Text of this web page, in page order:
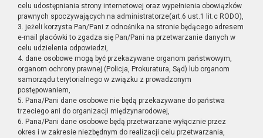
celu udostępniania strony internetowej oraz wypełnienia obowiązków
prawnych spoczywających na administratorze(art.6 ust.1 lit.c RODO),
3. jeżeli korzysta Pan/Pani z odnośnika na stronie będącego adresem
e-mail placówki to zgadza się Pan/Pani na przetwarzanie danych w
celu udzielenia odpowiedzi,
4. dane osobowe mogą być przekazywane organom państwowym,
organom ochrony prawnej (Policja, Prokuratura, Sąd) lub organom
samorządu terytorialnego w związku z prowadzonym
postępowaniem,
5. Pana/Pani dane osobowe nie będą przekazywane do państwa
trzeciego ani do organizacji międzynarodowej,
6. Pana/Pani dane osobowe będą przetwarzane wyłącznie przez
okres i w zakresie niezbędnym do realizacji celu przetwarzania,